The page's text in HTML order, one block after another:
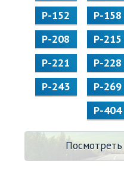
Р-152
Р-158
Р-208
Р-215
Р-221
Р-228
Р-243
Р-269
Р-404
Посмотреть